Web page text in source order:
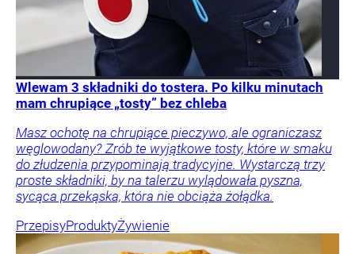
Wlewam 3 składniki do tostera. Po kilku minutach
mam chrupiące „tosty” bez chleba
Masz ochotę na chrupiące pieczywo, ale ograniczasz
węglowodany? Zrób te wyjątkowe tosty, które w smaku
do złudzenia przypominają tradycyjne. Wystarczą trzy
proste składniki, by na talerzu wylądowała pyszna,
sycąca przekąska, która nie obciąża żołądka.
PrzepisyProduktyŻywienie